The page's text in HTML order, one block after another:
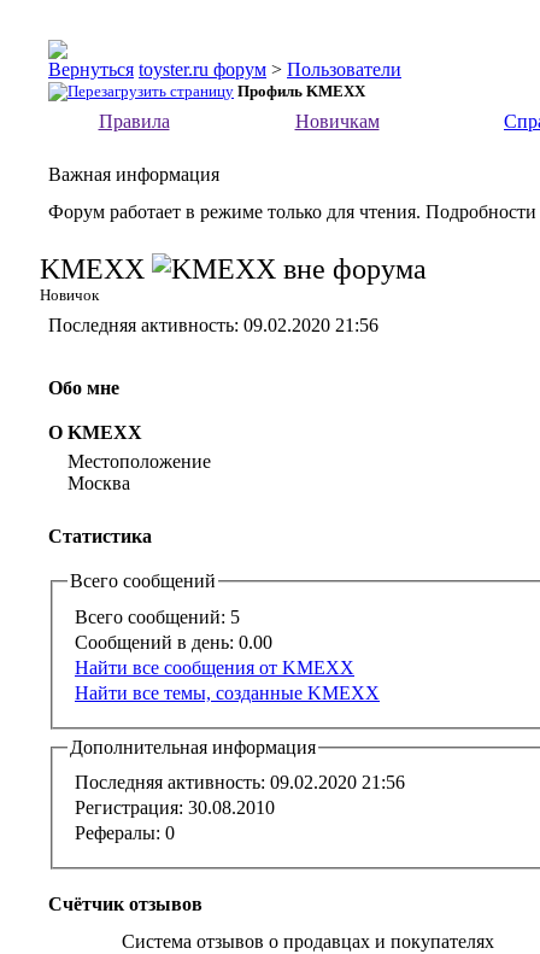
toyster.ru форум > Пользователи
Профиль KMEXX
Правила Новичкам
Важная информация
Форум работает в режиме только для чтения.
KMEXX
Новичок
Последняя активность: 09.02.2020 21:56
Обо мне
О KMEXX
Местоположение
Москва
Статистика
Всего сообщений
Всего сообщений: 5
Сообщений в день: 0.00
Найти все сообщения от KMEXX
Найти все темы, созданные KMEXX
Дополнительная информация
Последняя активность: 09.02.2020 21:56
Регистрация: 30.08.2010
Рефералы: 0
Счётчик отзывов
Система отзывов о продавцах и покупателях